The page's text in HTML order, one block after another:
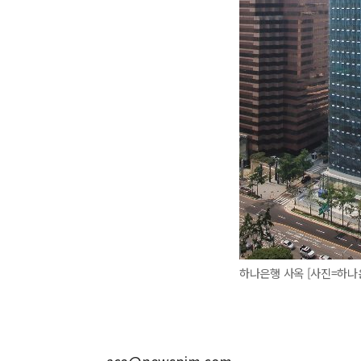
하나은행 사옥 [사진=하